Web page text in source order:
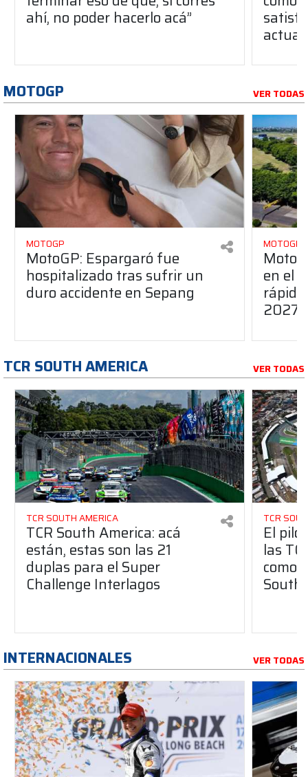
ahí, no poder hacerlo acá”
MOTOGP VER TODAS
MOTOGP
MotoGP: Espargaró fue
hospitalizado tras sufrir un
duro accidente en Sepang
MOTOGP
en el
2027
TCR SOUTH AMERICA VER TODAS
TCR SOUTH AMERICA
TCR South America: acá
están, estas son las 21
duplas para el Super
Challenge Interlagos
TCR
El
las
como
South
INTERNACIONALES VER TODAS